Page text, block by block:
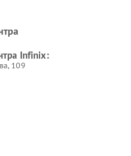
Infinix:
109